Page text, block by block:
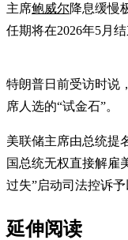
主席鲍威尔降息缓慢
任期将在2026年5月结
特朗普日前受访时说
席人选的“试金石”。
美联储主席由总统提
国总统无权直接解雇
过失”启动司法控诉
延伸阅读